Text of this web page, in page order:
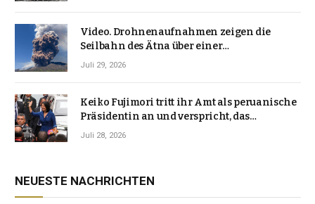
Video. Drohnenaufnahmen zeigen die
Seilbahn des Ätna über einer
Vulkanlandschaft
Juli 29, 2026
Keiko Fujimori tritt ihr Amt als peruanische
Präsidentin an und verspricht, das
Jahrzehnt der Instabilität zu beenden
Juli 28, 2026
NEUESTE NACHRICHTEN